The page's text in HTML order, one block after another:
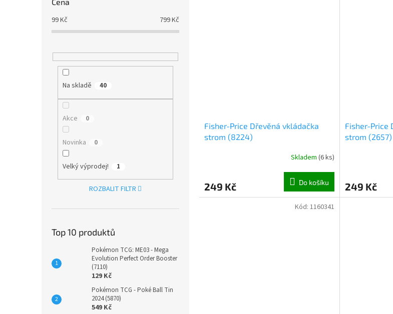
99Kč 799Kč
Na skladě 40
Akce 0
Novinka 0
Velký výprodej! 1
ROZBALIT FILTR
Top 10 produktů
Pokémon TCG: ME03 - Mega
Evolution Perfect Order Booster
(7110)
129 Kč
Pokémon TCG - Poké Ball Tin
2024 (5870)
549 Kč
Fisher-Price Dřevěná vkládačka
strom (8224)
Skladem (6 ks)
249 Kč Do košíku
Fisher-Price
strom (2657)
249 Kč
Kód: 1160341